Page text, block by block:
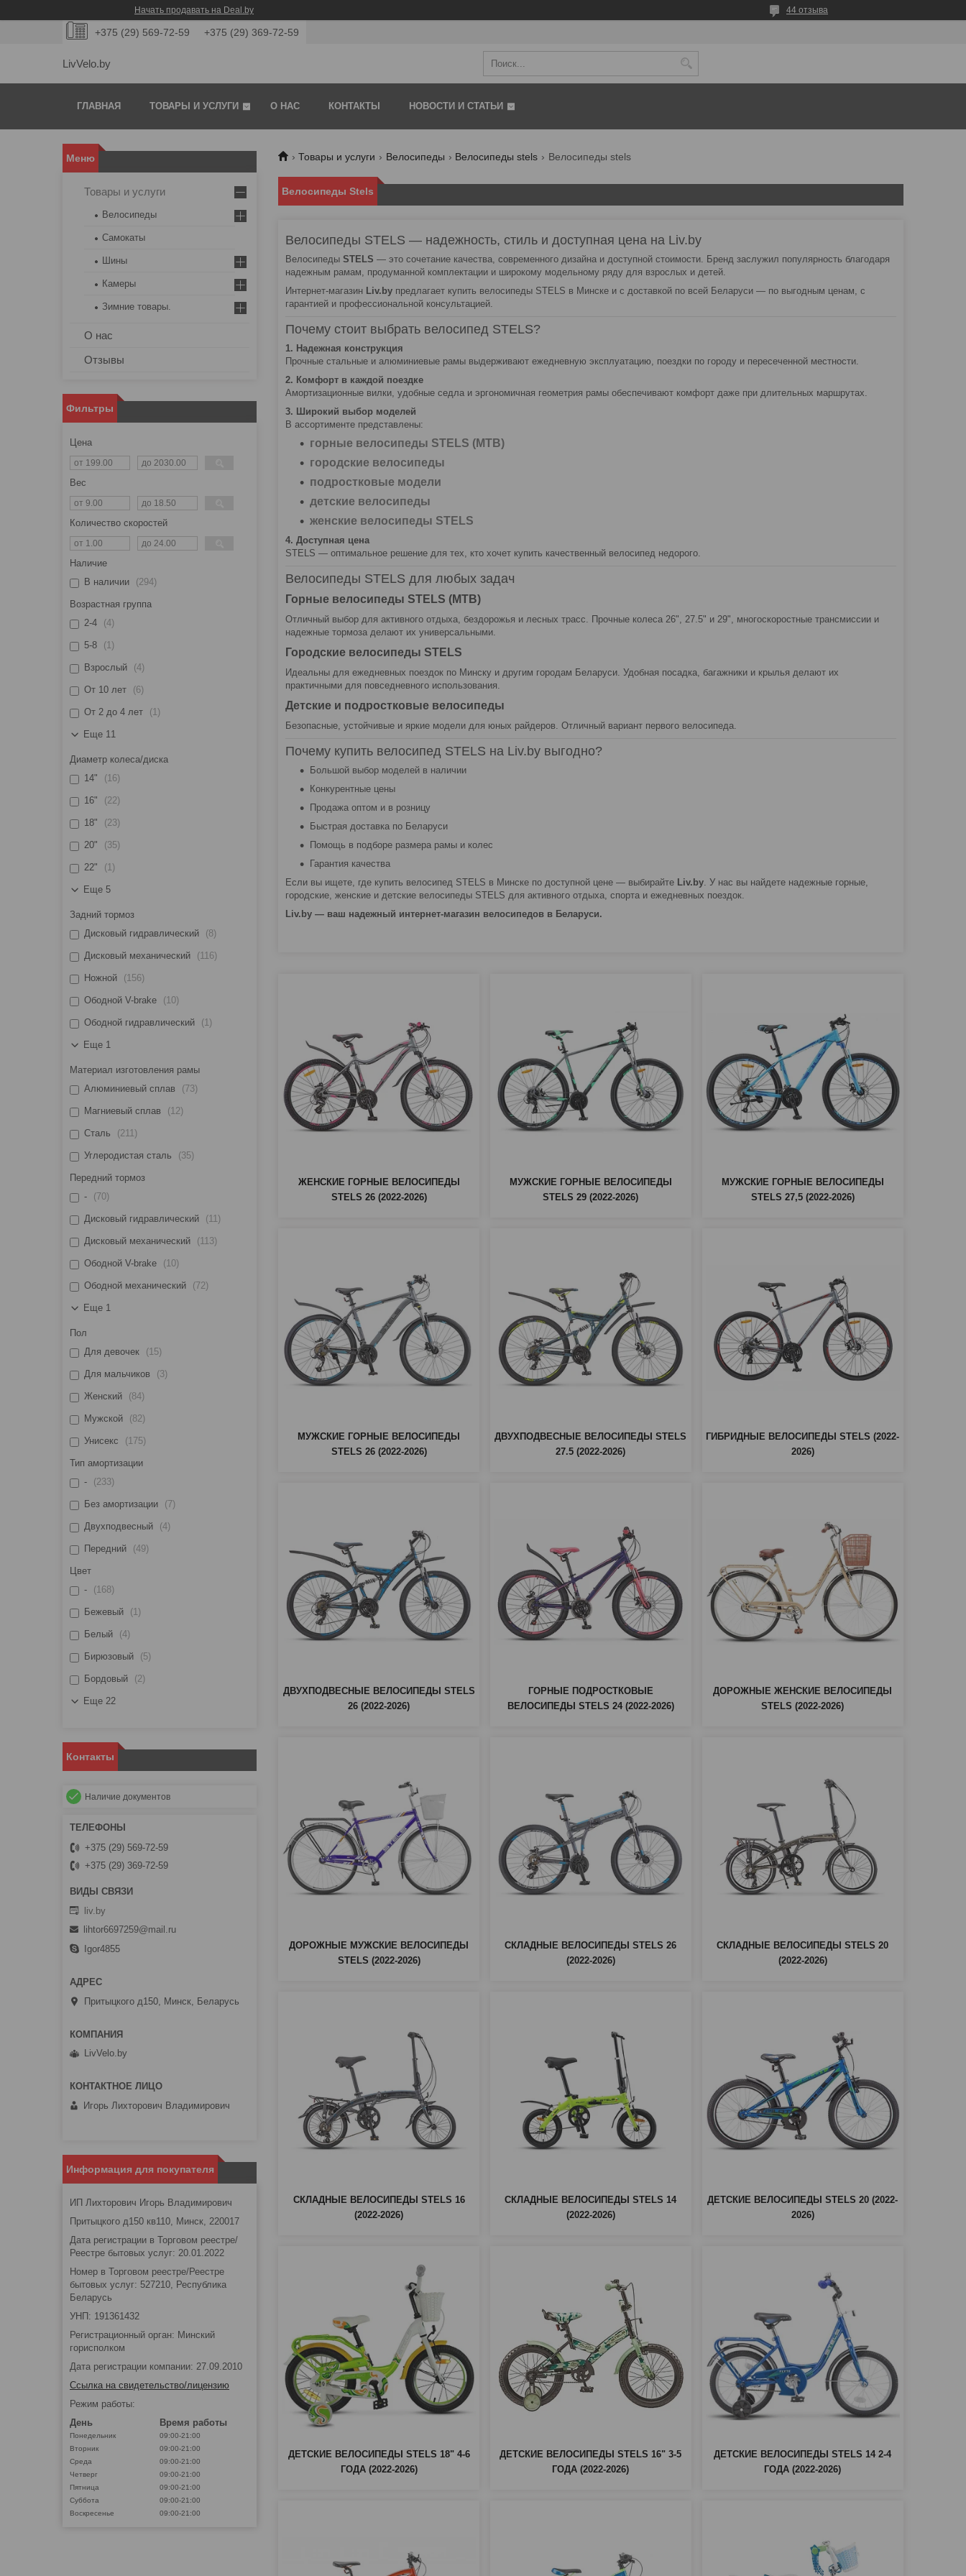
Начать продавать на Deal.by 44 отзыва
+375 (29) 569-72-59 +375 (29) 369-72-59
LivVelo.by
ГЛАВНАЯ ТОВАРЫ И УСЛУГИ О НАС КОНТАКТЫ НОВОСТИ И СТАТЬИ
Товары и услуги Велосипеды Велосипеды stels Велосипеды stels
Велосипеды Stels
Велосипеды STELS — надежность, стиль и доступная цена на Liv.by
Велосипеды STELS — это сочетание качества, современного дизайна и доступной стоимости. Бренд заслужил популярность благодаря
надежным рамам, продуманной комплектации и широкому модельному ряду для взрослых и детей.
Интернет-магазин Liv.by предлагает купить велосипеды STELS в Минске и с доставкой по всей Беларуси — по выгодным ценам, с
гарантией и профессиональной консультацией.
Почему стоит выбрать велосипед STELS?
1. Надежная конструкция
Прочные стальные и алюминиевые рамы выдерживают ежедневную эксплуатацию, поездки по городу и пересеченной местности.
2. Комфорт в каждой поездке
Амортизационные вилки, удобные седла и эргономичная геометрия рамы обеспечивают комфорт даже при длительных маршрутах.
3. Широкий выбор моделей
В ассортименте представлены:
горные велосипеды STELS (MTB)
городские велосипеды
подростковые модели
детские велосипеды
женские велосипеды STELS
4. Доступная цена
STELS — оптимальное решение для тех, кто хочет купить качественный велосипед недорого.
Велосипеды STELS для любых задач
Горные велосипеды STELS (MTB)
Отличный выбор для активного отдыха, бездорожья и лесных трасс. Прочные колеса 26", 27.5" и 29", многоскоростные трансмиссии и
надежные тормоза делают их универсальными.
Городские велосипеды STELS
Идеальны для ежедневных поездок по Минску и другим городам Беларуси. Удобная посадка, багажники и крылья делают их
практичными для повседневного использования.
Детские и подростковые велосипеды
Безопасные, устойчивые и яркие модели для юных райдеров. Отличный вариант первого велосипеда.
Почему купить велосипед STELS на Liv.by выгодно?
Большой выбор моделей в наличии
Конкурентные цены
Продажа оптом и в розницу
Быстрая доставка по Беларуси
Помощь в подборе размера рамы и колес
Гарантия качества
Если вы ищете, где купить велосипед STELS в Минске по доступной цене — выбирайте Liv.by. У нас вы найдете надежные горные,
городские, женские и детские велосипеды STELS для активного отдыха, спорта и ежедневных поездок.
Liv.by — ваш надежный интернет-магазин велосипедов в Беларуси.
ЖЕНСКИЕ ГОРНЫЕ ВЕЛОСИПЕДЫ
STELS 26 (2022-2026)
МУЖСКИЕ ГОРНЫЕ ВЕЛОСИПЕДЫ
STELS 29 (2022-2026)
МУЖСКИЕ ГОРНЫЕ ВЕЛОСИПЕДЫ
STELS 27,5 (2022-2026)
МУЖСКИЕ ГОРНЫЕ ВЕЛОСИПЕДЫ
STELS 26 (2022-2026)
ДВУХПОДВЕСНЫЕ ВЕЛОСИПЕДЫ STELS
27.5 (2022-2026)
ГИБРИДНЫЕ ВЕЛОСИПЕДЫ STELS (2022-
2026)
ДВУХПОДВЕСНЫЕ ВЕЛОСИПЕДЫ STELS
26 (2022-2026)
ГОРНЫЕ ПОДРОСТКОВЫЕ
ВЕЛОСИПЕДЫ STELS 24 (2022-2026)
ДОРОЖНЫЕ ЖЕНСКИЕ ВЕЛОСИПЕДЫ
STELS (2022-2026)
ДОРОЖНЫЕ МУЖСКИЕ ВЕЛОСИПЕДЫ
STELS (2022-2026)
СКЛАДНЫЕ ВЕЛОСИПЕДЫ STELS 26
(2022-2026)
СКЛАДНЫЕ ВЕЛОСИПЕДЫ STELS 20
(2022-2026)
СКЛАДНЫЕ ВЕЛОСИПЕДЫ STELS 16
(2022-2026)
СКЛАДНЫЕ ВЕЛОСИПЕДЫ STELS 14
(2022-2026)
ДЕТСКИЕ ВЕЛОСИПЕДЫ STELS 20 (2022-
2026)
ДЕТСКИЕ ВЕЛОСИПЕДЫ STELS 18" 4-6
ГОДА (2022-2026)
ДЕТСКИЕ ВЕЛОСИПЕДЫ STELS 16" 3-5
ГОДА (2022-2026)
ДЕТСКИЕ ВЕЛОСИПЕДЫ STELS 14 2-4
ГОДА (2022-2026)
Товары и услуги
Велосипеды
Самокаты
Шины
Камеры
Зимние товары.
О нас
Отзывы
Фильтры
Цена
Вес
Количество скоростей
Наличие
В наличии
294
Возрастная группа
2-4
4
5-8 1
Взрослый 4
От 10 лет 6
От 2 до 4 лет 1
Еще 11
Диаметр колеса/диска
14"
16
16" 22
18" 23
20" 35
22" 1
Еще 5
Задний тормоз
Дисковый гидравлический
8
Дисковый механический 116
Ножной 156
Ободной V-brake 10
Ободной гидравлический 1
Еще 1
Материал изготовления рамы
Алюминиевый сплав
73
Магниевый сплав 12
Сталь 211
Углеродистая сталь 35
Передний тормоз
-
70
Дисковый гидравлический 11
Дисковый механический 113
Ободной V-brake 10
Ободной механический 72
Еще 1
Пол
Для девочек
15
Для мальчиков 3
Женский 84
Мужской 82
Унисекс 175
Тип амортизации
-
233
Без амортизации 7
Двухподвесный 4
Передний 49
Цвет
-
168
Бежевый 1
Белый 4
Бирюзовый 5
Бордовый 2
Еще 22
Контакты
Наличие документов
+375 (29) 569-72-59
+375 (29) 369-72-59
liv.by
lihtor6697259@mail.ru
Igor4855
Притыцкого д150, Минск, Беларусь
LivVelo.by
Игорь Лихторович Владимирович
Информация для покупателя
ИП Лихторович Игорь Владимирович
Притыцкого д150 кв110, Минск, 220017
Дата регистрации в Торговом реестре/
Реестре бытовых услуг: 20.01.2022
Номер в Торговом реестре/Реестре
бытовых услуг: 527210, Республика
Беларусь
УНП: 191361432
Регистрационный орган: Минский
горисполком
Дата регистрации компании: 27.09.2010
Ссылка на свидетельство/лицензию
Режим работы:
День
Время работы
Понедельник
09:00-21:00
Вторник
09:00-21:00
Среда
09:00-21:00
Четверг
09:00-21:00
Пятница
09:00-21:00
Суббота
09:00-21:00
Воскресенье
09:00-21:00